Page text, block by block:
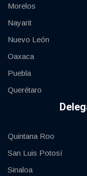
Morelos
Nayarit
Nuevo León
Oaxaca
Puebla
Querétaro
Quintana Roo
San Luis Potosí
Sinaloa